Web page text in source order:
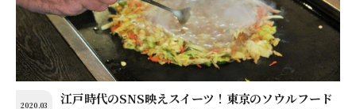
2020.03
江戸時代のSNS映えスイーツ！東京のソウルフード